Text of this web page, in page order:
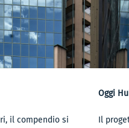
il compendio si
Oggi
Il